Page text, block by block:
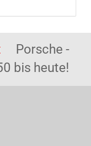
Porsche -
bis heute!